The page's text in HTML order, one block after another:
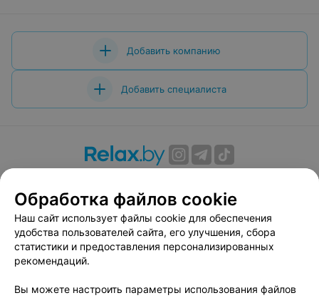
Добавить компанию
Добавить специалиста
Вакансии
Публичный договор
Способы оплаты
Публичный договор по использованию сервиса
«Афиша»
Пользовательское соглашение
Связаться по вопросам сотрудничества
Обработка файлов cookie
Наш сайт использует файлы cookie для обеспечения
удобства пользователей сайта, его улучшения, сбора
статистики и предоставления персонализированных
рекомендаций.
Вы можете настроить параметры использования файлов